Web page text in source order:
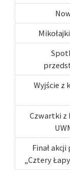
Wyjście z
Czwartki z
Finał
„Cztery